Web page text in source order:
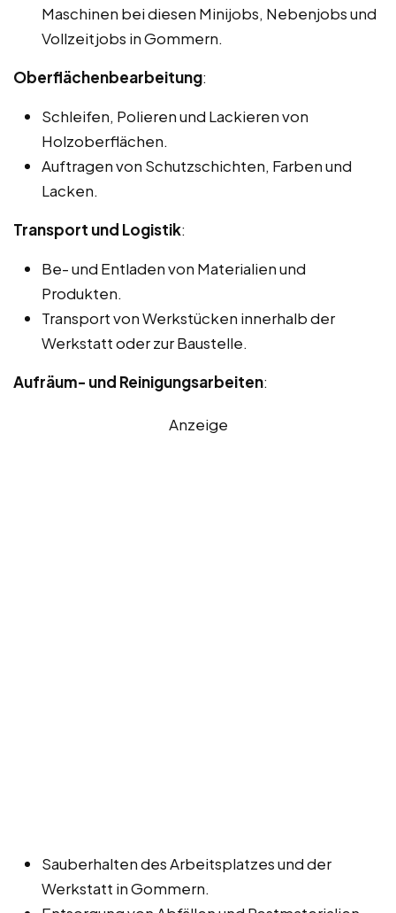
Maschinen bei diesen Minijobs, Nebenjobs und
Vollzeitjobs in Gommern.
Oberflächenbearbeitung:
Schleifen, Polieren und Lackieren von
Holzoberflächen.
Auftragen von Schutzschichten, Farben und
Lacken.
Transport und Logistik:
Be- und Entladen von Materialien und
Produkten.
Transport von Werkstücken innerhalb der
Werkstatt oder zur Baustelle.
Aufräum- und Reinigungsarbeiten:
Anzeige
Sauberhalten des Arbeitsplatzes und der
Werkstatt in Gommern.